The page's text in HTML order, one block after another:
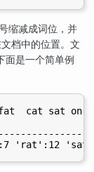
缩减成词位，并
档中的位置。文
面是一个简单例
fat  cat sat